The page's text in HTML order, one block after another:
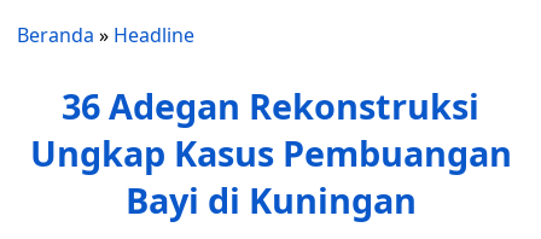
Beranda » Headline
36 Adegan Rekonstruksi
Ungkap Kasus Pembuangan
Bayi di Kuningan